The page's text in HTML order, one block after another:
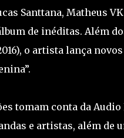
Santtana, Matheus
de inéditas. Além
o artista lança
tomam conta da Audio
e artistas, além de